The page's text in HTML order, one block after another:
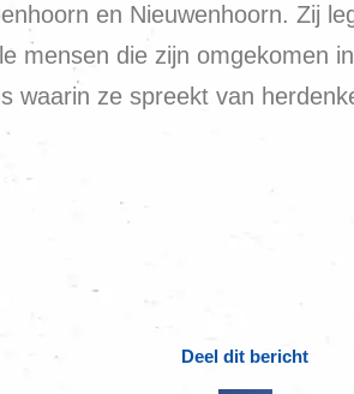
en Nieuwenhoorn. Zij
mensen die zijn omgekomen
waarin ze spreekt van
Deel dit bericht